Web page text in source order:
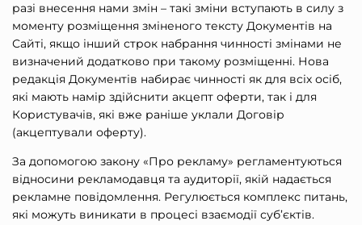
разі внесення нами змін – такі зміни вступають в силу з
моменту розміщення зміненого тексту Документів на
Сайті, якщо інший строк набрання чинності змінами не
визначений додатково при такому розміщенні. Нова
редакція Документів набирає чинності як для всіх осіб,
які мають намір здійснити акцепт оферти, так і для
Користувачів, які вже раніше уклали Договір
(акцептували оферту).
За допомогою закону «Про рекламу» регламентуються
відносини рекламодавця та аудиторії, якій надається
рекламне повідомлення. Регулюється комплекс питань,
які можуть виникати в процесі взаємодії суб’єктів.